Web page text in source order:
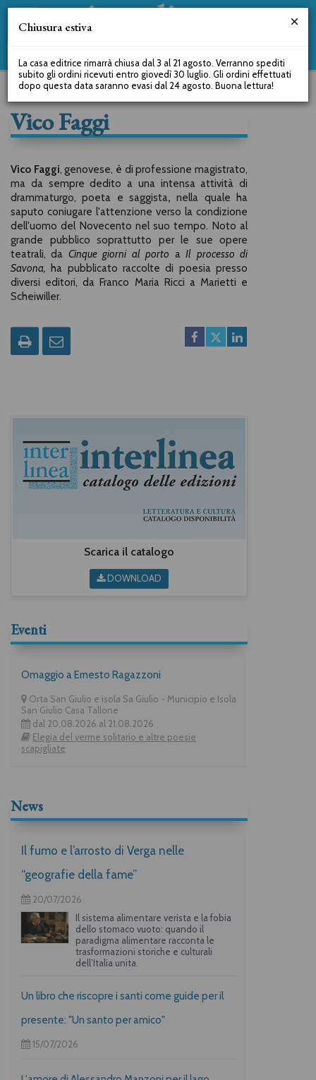
Vico Faggi
Vico Faggi, genovese, è di professione magistrato,
ma da sempre dedito a una intensa attività di
drammaturgo, poeta e saggista,nella quale ha
saputo coniugare l'attenzione verso la condizione
dell'uomo del Novecento nel suo tempo. Noto al
grande pubblico soprattutto per le sue opere
teatrali, da Cinque giorni al porto aIl processo di
Savona, ha pubblicato raccolte di poesia presso
diversi editori, da Franco Maria Ricci a Marietti e
Scheiwiller.
Scarica il catalogo
DOWNLOAD
Eventi
Omaggio a Ernesto Ragazzoni
Orta San Giulio e isola Sa Giulio - Municipio e Isola
San Giulio Casa Tallone
dal 20.08.2026 al 21.08.2026
Elegia del verme solitario e altre poesie
scapigliate
News
Il fumo e l’arrosto di Verga nelle
“geografie della fame”
20/07/2026
Il sistema alimentare verista e la fobia
dello stomaco vuoto: quando il
paradigma alimentare racconta le
trasformazioni storiche e culturali
dell’Italia unita.
Un libro che riscopre i santi come guide per il
presente: "Un santo per amico"
15/07/2026
Chiusura estiva
La casa editrice rimarrà chiusa dal 3 al 21 agosto. Verranno spediti
subito gli ordini ricevuti entro giovedì 30 luglio. Gli ordini effettuati
dopo questa data saranno evasi dal 24 agosto. Buona lettura!